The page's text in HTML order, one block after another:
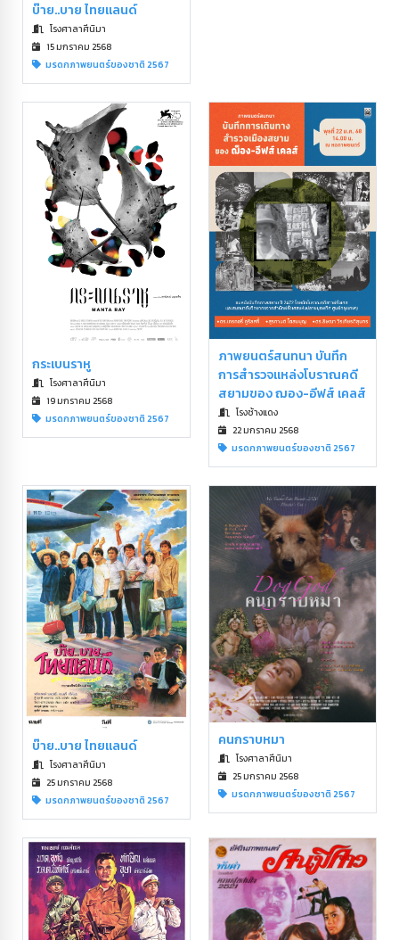
บ๊าย..บาย ไทยแลนด์
โรงศาลาศีนิมา
15 มกราคม 2568
มรดกภาพยนตร์ของชาติ 2567
กระเบนราหู
โรงศาลาศีนิมา
19 มกราคม 2568
มรดกภาพยนตร์ของชาติ 2567
ภาพยนตร์สนทนา บันทึก
การสำรวจแหล่งโบราณคดี
สยามของ ฌอง-อีฟส์ เคลส์
โรงช้างแดง
22 มกราคม 2568
มรดกภาพยนตร์ของชาติ 2567
บ๊าย..บาย ไทยแลนด์
โรงศาลาศีนิมา
25 มกราคม 2568
มรดกภาพยนตร์ของชาติ 2567
คนกราบหมา
โรงศาลาศีนิมา
25 มกราคม 2568
มรดกภาพยนตร์ของชาติ 2567